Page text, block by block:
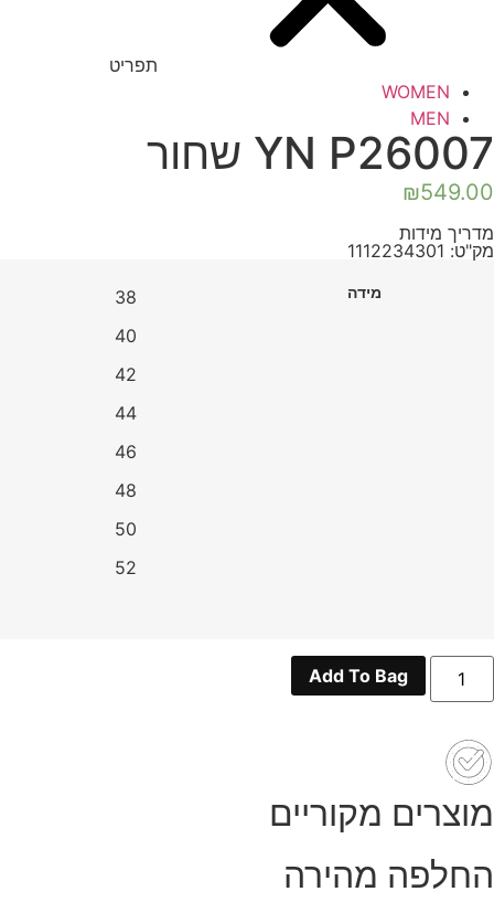
תפריט
WOMEN
MEN
YN P26007 שחור
₪549.00
מדריך מידות
מק"ט: 1112234301
מידה
38
40
42
44
46
48
50
52
כמות
YN
Add To Bag
מוצרים מקוריים
החלפה מהירה